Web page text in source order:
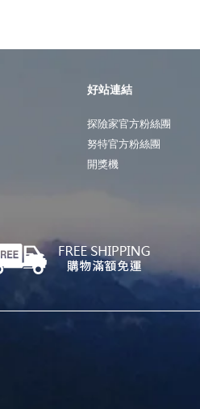
好站連結
探險家官方粉絲團
努特官方粉絲團
開獎機